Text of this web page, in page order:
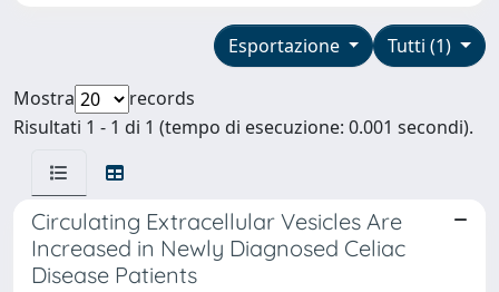
Tutti (1)
Esportazione
Mostra
records
Risultati 1 - 1 di 1 (tempo di esecuzione: 0.001 secondi).
Circulating Extracellular Vesicles Are
Increased in Newly Diagnosed Celiac
Disease Patients